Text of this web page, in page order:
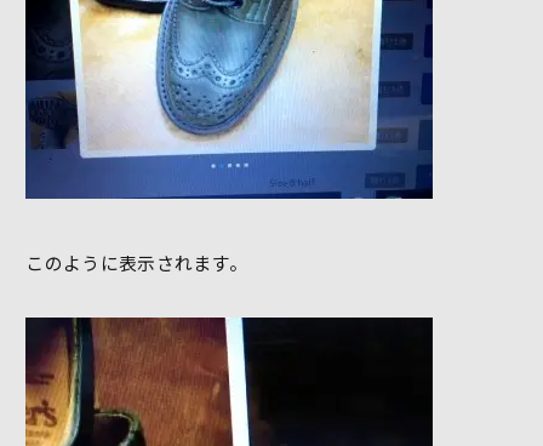
このように表示されます。